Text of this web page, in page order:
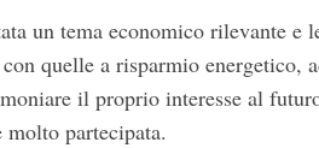
un tema economico rilevante e
quelle a risparmio energetico,
il proprio interesse al
partecipata.